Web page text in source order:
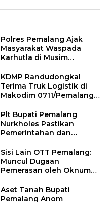
Polres Pemalang Ajak
Masyarakat Waspada
Karhutla di Musim
KDMP Randudongkal
Terima Truk Logistik di
Makodim 0711/Pemalang
Desa
Plt Bupati Pemalang
Nurkholes Pastikan
Pemerintahan dan
Berjalan
Sisi Lain OTT Pemalang:
Muncul Dugaan
Pemerasan oleh Oknum
Aset Tanah Bupati
Pemalang Anom